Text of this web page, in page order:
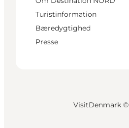
Turistinformation
Bæredygtighed
Presse
VisitDenmark ©